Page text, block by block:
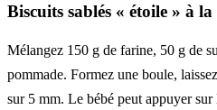
Biscuits sablés « étoile » à
Mélangez 150 g de farine, 50 g de
pommade. Formez une boule,
sur 5 mm. Le bébé peut appuyer